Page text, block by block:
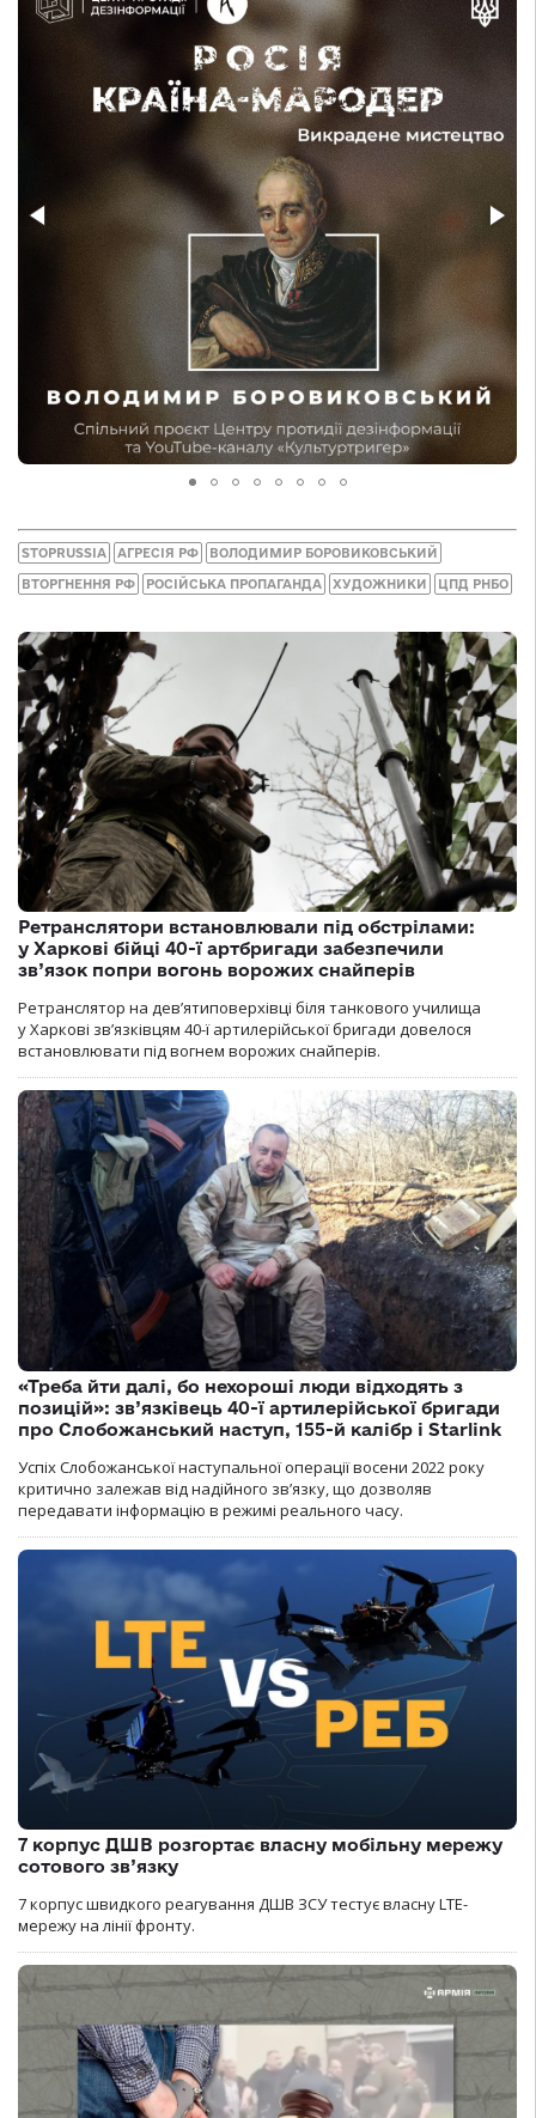
STOPRUSSIA АГРЕСІЯ РФ ВОЛОДИМИР БОРОВИКОВСЬКИЙ
ВТОРГНЕННЯ РФ РОСІЙСЬКА ПРОПАГАНДА ХУДОЖНИКИ ЦПД РНБО
Ретранслятори встановлювали під обстрілами:
у Харкові бійці 40-ї артбригади забезпечили
зв’язок попри вогонь ворожих снайперів
Ретранслятор на дев’ятиповерхівці біля танкового училища
у Харкові зв’язківцям 40-ї артилерійської бригади довелося
встановлювати під вогнем ворожих снайперів.
«Треба йти далі, бо нехороші люди відходять з
позицій»: зв’язківець 40-ї артилерійської бригади
про Слобожанський наступ, 155-й калібр і Starlink
Успіх Слобожанської наступальної операції восени 2022 року
критично залежав від надійного зв’язку, що дозволяв
передавати інформацію в режимі реального часу.
7 корпус ДШВ розгортає власну мобільну мережу
сотового зв’язку
7 корпус швидкого реагування ДШВ ЗСУ тестує власну LTE-
мережу на лінії фронту.